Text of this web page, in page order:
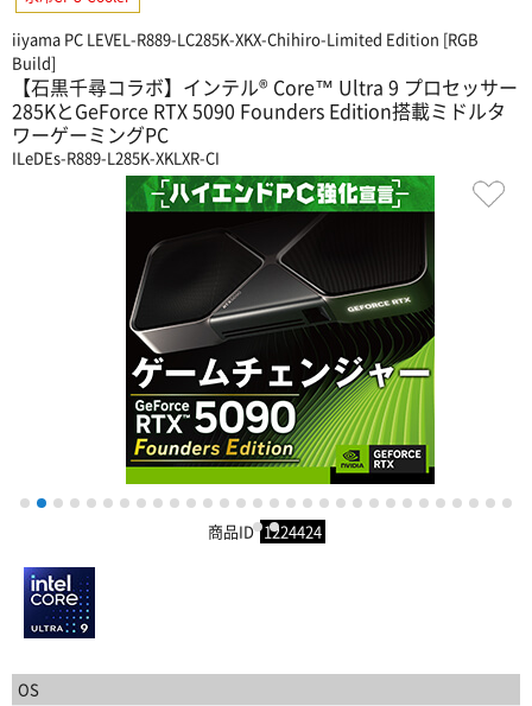
iiyama PC LEVEL-R889-LC285K-XKX-Chihiro-Limited Edition [RGB
Build]
【石黒千尋コラボ】インテル® Core™ Ultra 9 プロセッサー
285KとGeForce RTX 5090 Founders Edition搭載ミドルタ
ワーゲーミングPC
ILeDEs-R889-L285K-XKLXR-CI
1 2 3 4 5 6 7 8 9 10 11 12 13 14 15 16 17 18 19 20 21 22 23 24 25 26 27 28 29
3132
商品ID 1224424
OS